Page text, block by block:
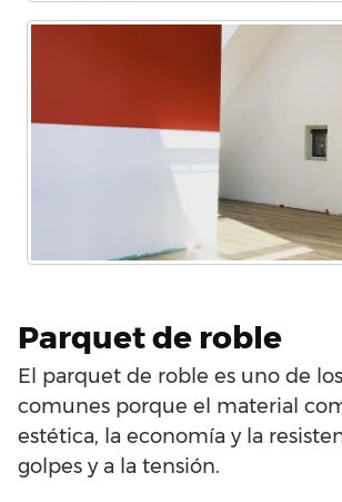
Parquet de roble
El parquet de roble es uno de
comunes porque el material
estética, la economía y la
golpes y a la tensión.